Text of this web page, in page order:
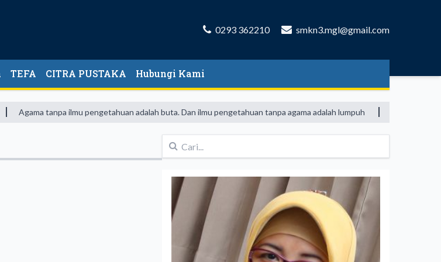
0293 362210 smkn3.mgl@gmail.com
TEFA CITRA PUSTAKA Hubungi Kami
Agama tanpa ilmu pengetahuan adalah buta. Dan ilmu pengetahuan tanpa agama adalah lumpuh